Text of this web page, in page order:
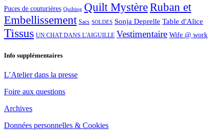
Puces de couturières Quilting Quilt MystèreRuban et
Embellissement Sacs SOLDES Sonja Deprelle Table d'Alice
Tissus UN CHAT DANS L'AIGUILLE Vestimentaire Wife @ work
Info supplémentaires
L’Atelier dans la presse
Foire aux questions
Archives
Données personnelles & Cookies